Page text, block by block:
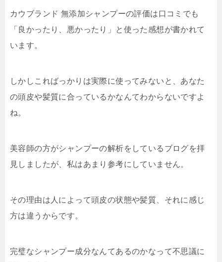
カウブランド 無添加シャンプーの評価は口コミでも
「良かったり、悪かったり」と使った感想が書かれて
います。
しかしこればっかりは実際に使ってみないと、あなた
の頭皮や髪質に合っているかなんてわからないですよ
ね。
美容師の方がシャンプーの解析をしているブログを拝
見しましたが、私はあまり参考にしていません。
その理由は人によって頭皮の状態や髪質、それに感じ
方は違うからです。
完璧なシャンプー成分なんてあるのかなって不思議に